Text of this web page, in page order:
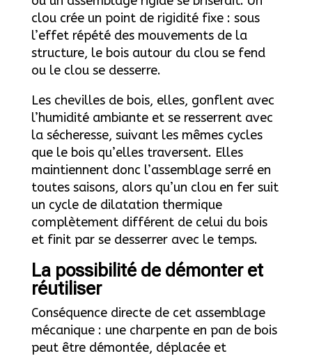
clou crée un point de rigidité fixe : sous
l’effet répété des mouvements de la
structure, le bois autour du clou se fend
ou le clou se desserre.
Les chevilles de bois, elles, gonflent avec
l’humidité ambiante et se resserrent avec
la sécheresse, suivant les mêmes cycles
que le bois qu’elles traversent. Elles
maintiennent donc l’assemblage serré en
toutes saisons, alors qu’un clou en fer suit
un cycle de dilatation thermique
complètement différent de celui du bois
et finit par se desserrer avec le temps.
La possibilité de démonter et
réutiliser
Conséquence directe de cet assemblage
mécanique : une charpente en pan de bois
peut être démontée, déplacée et